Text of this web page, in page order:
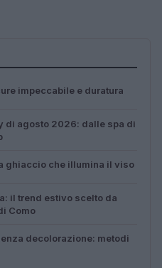
impeccabile e duratura
di agosto 2026: dalle spa di
ghiaccio che illumina il viso
il trend estivo scelto da
Como
decolorazione: metodi